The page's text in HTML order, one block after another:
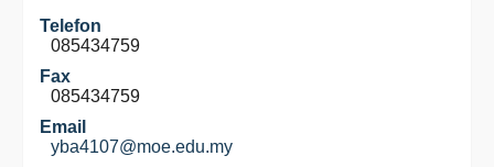
Telefon
085434759
Fax
085434759
Email
yba4107@moe.edu.my